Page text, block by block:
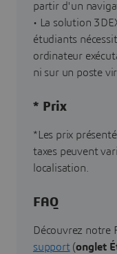
partir d'un
• La solution
étudiants
ordinateur
ni sur un poste
* Prix
*Les prix
taxes peuvent
localisation.
FAQ
Découvrez notre
support(onglet